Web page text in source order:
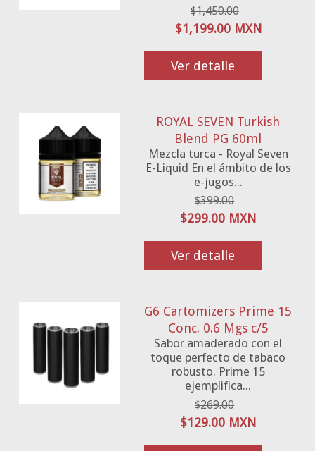
$1,450.00
$1,199.00 MXN
Ver detalle
ROYAL SEVEN Turkish
Blend PG 60ml
Mezcla turca - Royal Seven
E-Liquid En el ámbito de los
e-jugos...
$399.00
$299.00 MXN
Ver detalle
G6 Cartomizers Prime 15
Conc. 0.6 Mgs c/5
Sabor amaderado con el
toque perfecto de tabaco
robusto. Prime 15
ejemplifica...
$269.00
$129.00 MXN